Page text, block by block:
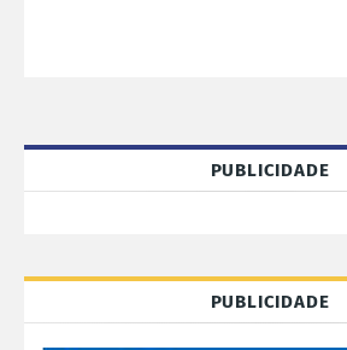
PUBLICIDADE
PUBLICIDADE